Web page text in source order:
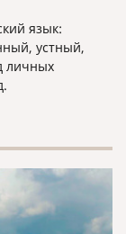
язык:
устный,
личных